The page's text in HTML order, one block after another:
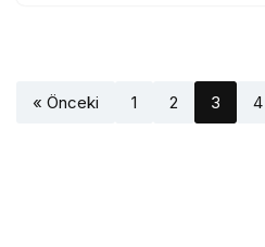
« Önceki 1 2 3 4